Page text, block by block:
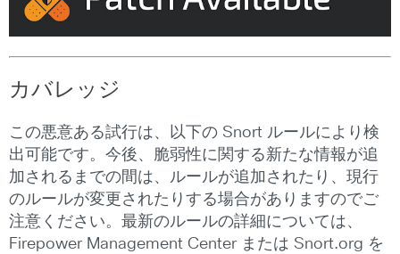
カバレッジ
この悪意ある試行は、以下の Snort ルールにより検
出可能です。今後、脆弱性に関する新たな情報が追
加されるまでの間は、ルールが追加されたり、現行
のルールが変更されたりする場合がありますのでご
注意ください。最新のルールの詳細については、
Firepower Management Center または Snort.org を